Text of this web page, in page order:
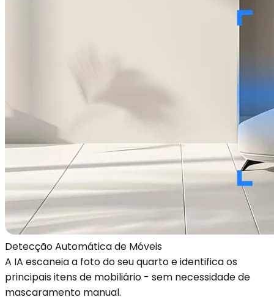
Detecção Automática de Móveis
A IA escaneia a foto do seu quarto e identifica os
principais itens de mobiliário - sem necessidade de
mascaramento manual.